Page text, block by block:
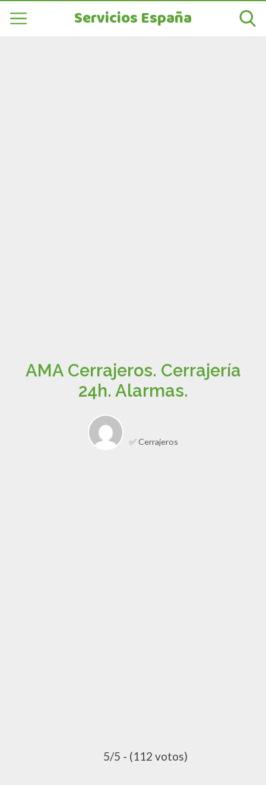
Servicios España
AMA Cerrajeros. Cerrajería
24h. Alarmas.
✅ Cerrajeros
5/5 - (112 votos)